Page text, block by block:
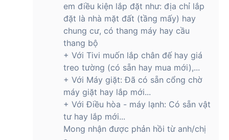
em điều kiện lắp đặt như: địa chỉ lắp
đặt là nhà mặt đất (tầng mấy) hay
chung cư, có thang máy hay cầu
thang bộ
+ Với Tivi muốn lắp chân đế hay giá
treo tường (có sẵn hay mua mới),...
+ Với Máy giặt: Đã có sẵn cổng chờ
máy giặt hay lắp mới...
+ Với Điều hòa - máy lạnh: Có sẵn vật
tư hay lắp mới...
Mong nhận được phản hồi từ anh/chị